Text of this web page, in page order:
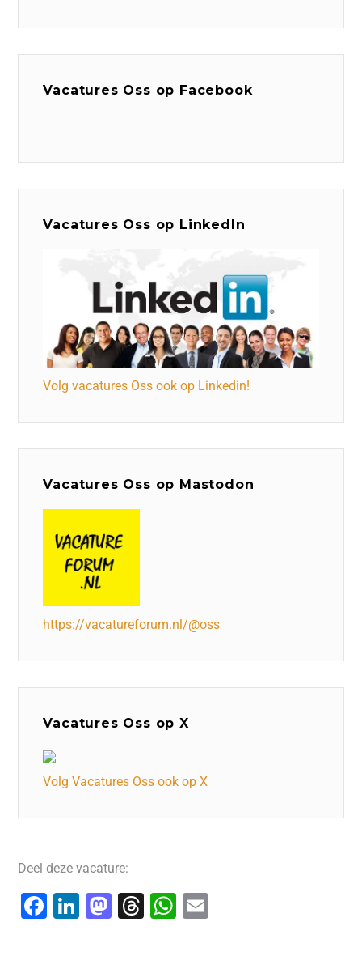
Vacatures Oss op Facebook
Vacatures Oss op LinkedIn
Volg vacatures Oss ook op Linkedin!
Vacatures Oss op Mastodon
https://vacatureforum.nl/@oss
Vacatures Oss op X
Volg Vacatures Oss ook op X
Deel deze vacature:
F
Li M T
W